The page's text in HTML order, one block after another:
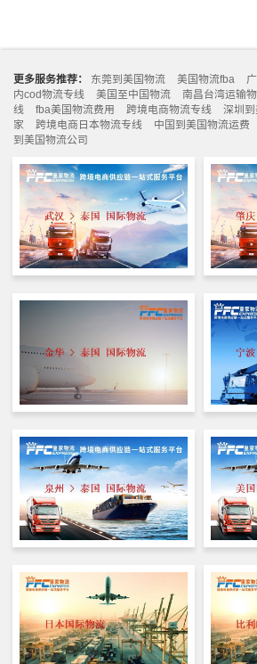
更多服务推荐： 东莞到美国物流 美国物流fba
内cod物流专线
美国至中国物流 南昌台湾运输
线
fba美国物流费用 跨境电商物流专线 深圳
家
跨境电商日本物流专线 中国到美国物流运费
到美国物流公司